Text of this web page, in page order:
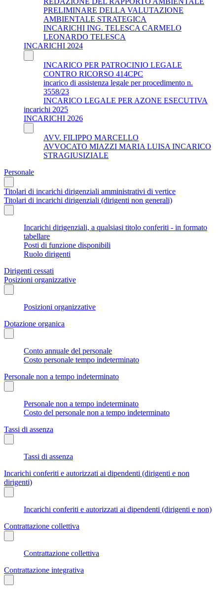
PRELIMINARE DELLA VALUTAZIONE
AMBIENTALE STRATEGICA
INCARICHI ING. TELESCA CARMELO
LEONARDO TELESCA
INCARICHI 2024
INCARICO PER PATROCINIO LEGALE
CONTRO RICORSO 414CPC
incarico di assistenza legale per procedimento n.
3558/23
INCARICO LEGALE PER AZONE ESECUTIVA
incarichi 2025
INCARICHI 2026
AVV. FILIPPO MARCELLO
AVVOCATO MIAZZI MARIA LUISA INCARICO
STRAGIUSIZIALE
Personale
Titolari di incarichi dirigenziali amministrativi di vertice
Titolari di incarichi dirigenziali (dirigenti non generali)
Incarichi dirigenziali, a qualsiasi titolo conferiti - in formato
tabellare
Posti di funzione disponibili
Ruolo dirigenti
Dirigenti cessati
Posizioni organizzative
Posizioni organizzative
Dotazione organica
Conto annuale del personale
Costo personale tempo indeterminato
Personale non a tempo indeterminato
Personale non a tempo indeterminato
Costo del personale non a tempo indeterminato
Tassi di assenza
Tassi di assenza
Incarichi conferiti e autorizzati ai dipendenti (dirigenti e non
dirigenti)
Incarichi conferiti e autorizzati ai dipendenti (dirigenti e non)
Contrattazione collettiva
Contrattazione collettiva
Contrattazione integrativa